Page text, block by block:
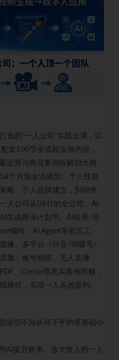
造的“一人公司”实战全课，以
套100节全流程实操内容，
运营与商业案例拆解四大模
个月现金流规划、个人技能
略、个人品牌建立，到销售
人公司从0到1的全过程。AI
生成商业计划书、AI绘画/音
编程、AI Agent等前沿工
播、多平台（抖音/蝴蝶号/
量、账号矩阵、无人直播
、Cursor等真实案例拆解，
路径，实现一人高效盈利。
业但不知从何下手的零基础小
AI提升效率、放大收入的一人